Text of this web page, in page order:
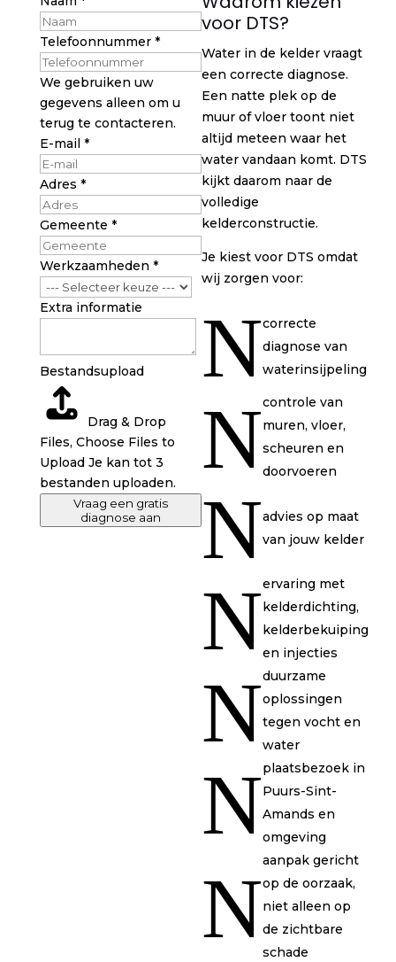
Extra
Naam
informatie
Telefoonnummer *
We gebruiken uw
gegevens alleen om u
terug te contacteren.
E-mail *
Adres *
Gemeente *
Werkzaamheden *
Extra informatie
Bestandsupload
Drag & Drop
Files, Choose Files to
Upload Je kan tot 3
bestanden uploaden.
Vraag een gratis
diagnose aan
voor DTS?
Water in de kelder vraagt
een correcte diagnose.
Een natte plek op de
muur of vloer toont niet
altijd meteen waar het
water vandaan komt. DTS
kijkt daarom naar de
volledige
kelderconstructie.
Je kiest voor DTS omdat
wij zorgen voor:
Ncorrecte
diagnose van
waterinsijpeling
Ncontrole van
muren, vloer,
scheuren en
doorvoeren
Nadvies op maat
van jouw kelder
Nervaring met
kelderdichting,
kelderbekuiping
en injecties
Nduurzame
oplossingen
tegen vocht en
water
Nplaatsbezoek in
Puurs-Sint-
Amands en
omgeving
N
aanpak gericht
op de oorzaak,
niet alleen op
de zichtbare
schade